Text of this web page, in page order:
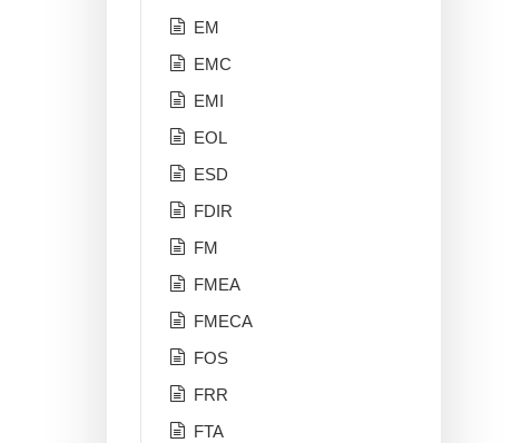
EM
EMC
EMI
EOL
ESD
FDIR
FM
FMEA
FMECA
FOS
FRR
FTA